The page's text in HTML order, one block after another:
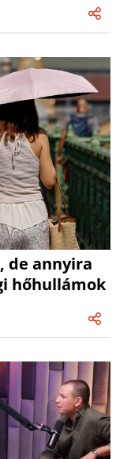
de annyira
hőhullámok